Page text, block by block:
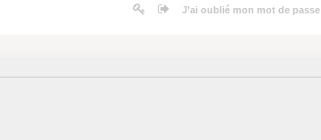
J’ai oublié mon mot de passe